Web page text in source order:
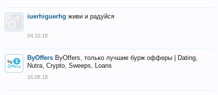
iuerhiguerhg живи и радуйся
04.10.18
ByOffers ByOffers, только лучшие бурж офферы | Dating,
Nutra, Crypto, Sweeps, Loans
16.08.18